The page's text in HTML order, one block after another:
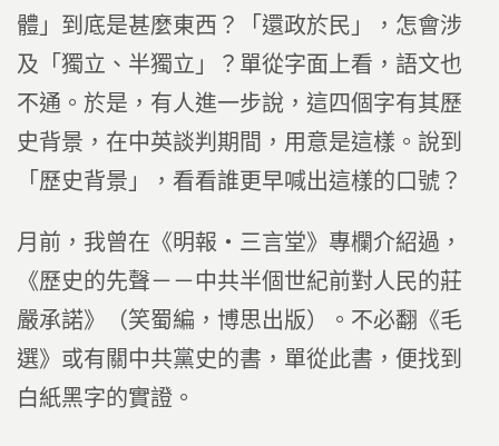
體」到底是甚麼東西？「還政於民」，怎會涉
及「獨立、半獨立」？單從字面上看，語文也
不通。於是，有人進一步說，這四個字有其歷
史背景，在中英談判期間，用意是這樣。說到
「歷史背景」，看看誰更早喊出這樣的口號？
月前，我曾在《明報‧三言堂》專欄介紹過，
《歷史的先聲－－中共半個世紀前對人民的莊
嚴承諾》（笑蜀編，博思出版）。不必翻《毛
選》或有關中共黨史的書，單從此書，便找到
白紙黑字的實證。